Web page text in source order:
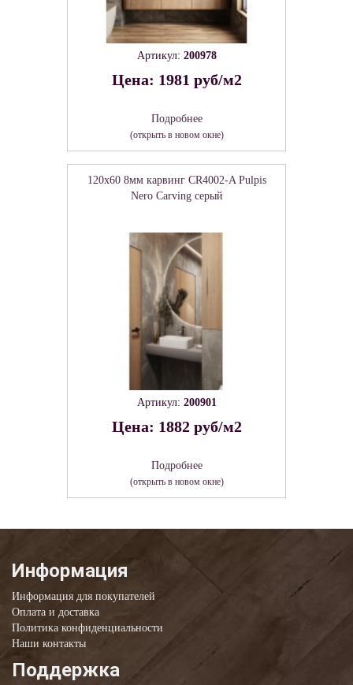
Артикул: 200978
Цена: 1981 руб/м2
Подробнее
(открыть в новом окне)
120x60 8мм карвинг CR4002-A Pulpis
Nero Carving серый
Артикул: 200901
Цена: 1882 руб/м2
Подробнее
(открыть в новом окне)
Информация
Информация для покупателей
Оплата и доставка
Политика конфиденциальности
Наши контакты
Поддержка